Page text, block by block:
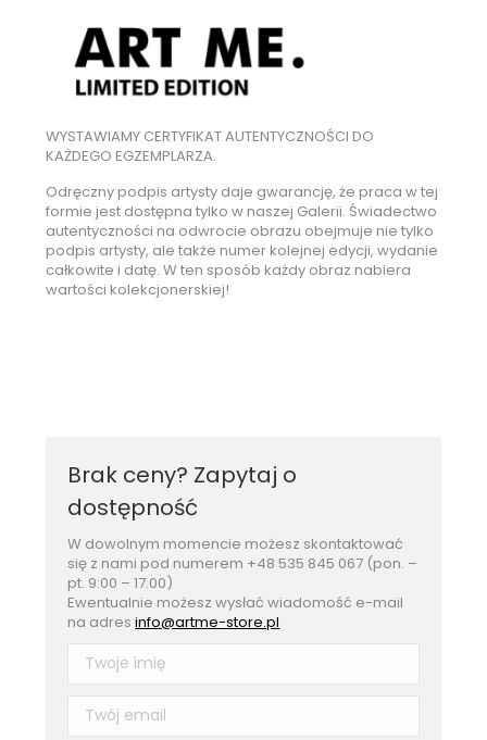
WYSTAWIAMY CERTYFIKAT AUTENTYCZNOŚCI DO
KAŻDEGO EGZEMPLARZA.
Odręczny podpis artysty daje gwarancję, że praca w tej
formie jest dostępna tylko w naszej Galerii. Świadectwo
autentyczności na odwrocie obrazu obejmuje nie tylko
podpis artysty, ale także numer kolejnej edycji, wydanie
całkowite i datę. W ten sposób każdy obraz nabiera
wartości kolekcjonerskiej!
Brak ceny? Zapytaj o
dostępność
W dowolnym momencie możesz skontaktować
się z nami pod numerem +48 535 845 067 (pon. –
pt. 9:00 – 17.00)
Ewentualnie możesz wysłać wiadomość e-mail
na adresinfo@artme-store.pl